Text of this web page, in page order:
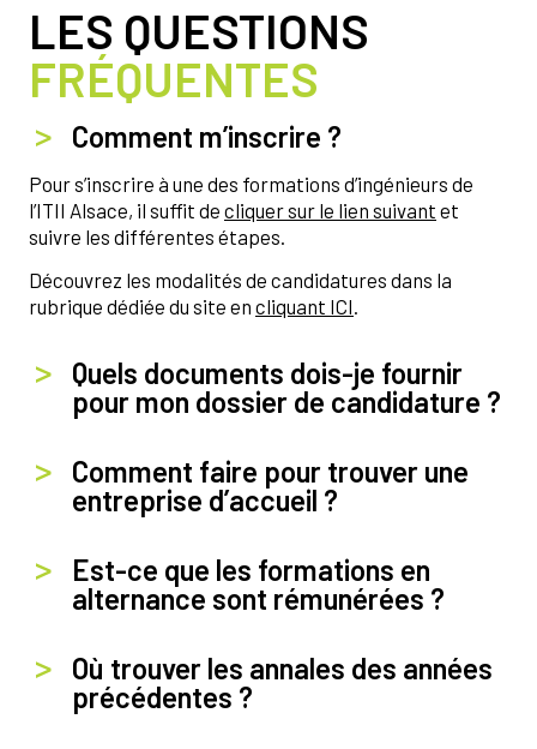
LES QUESTIONS
FRÉQUENTES
Comment m’inscrire ?
Pour s’inscrire à une des formations d’ingénieurs de
l’ITII Alsace, il suffit de cliquer sur le lien suivant et
suivre les différentes étapes.
Découvrez les modalités de candidatures dans la
rubrique dédiée du site en cliquant ICI.
Quels documents dois-je fournir
pour mon dossier de candidature ?
Comment faire pour trouver une
entreprise d’accueil ?
Est-ce que les formations en
alternance sont rémunérées ?
Où trouver les annales des années
précédentes ?